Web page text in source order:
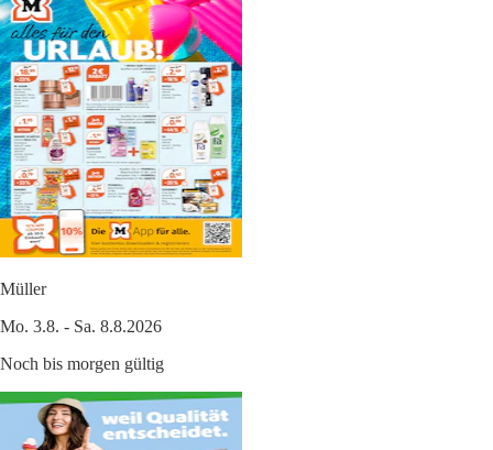
Müller
Mo. 3.8. - Sa. 8.8.2026
Noch bis morgen gültig